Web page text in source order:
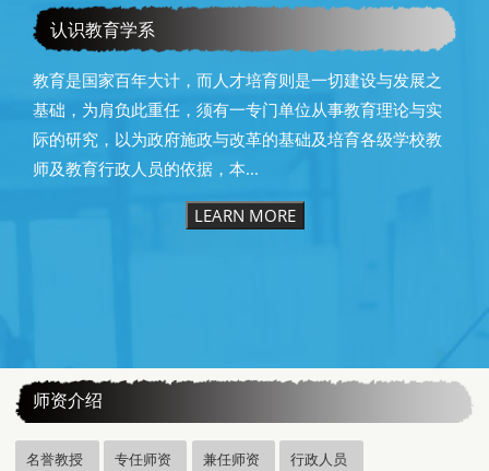
认识教育学系
教育是国家百年大计，而人才培育则是一切建设与发展之
基础，为肩负此重任，须有一专门单位从事教育理论与实
际的研究，以为政府施政与改革的基础及培育各级学校教
师及教育行政人员的依据，本...
LEARN MORE
师资介绍
名誉教授 专任师资 兼任师资 行政人员